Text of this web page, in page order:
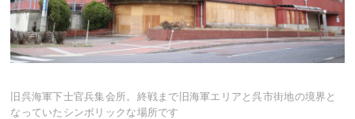
旧呉海軍下士官兵集会所。終戦まで旧海軍エリアと呉市街地の境界と
なっていたシンボリックな場所です